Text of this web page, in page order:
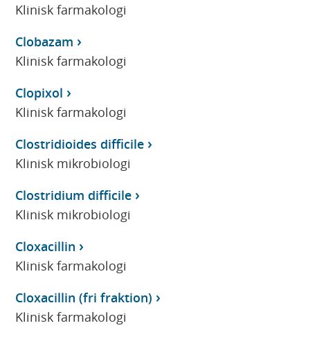
Klinisk farmakologi
Clobazam
Klinisk farmakologi
Clopixol
Klinisk farmakologi
Clostridioides difficile
Klinisk mikrobiologi
Clostridium difficile
Klinisk mikrobiologi
Cloxacillin
Klinisk farmakologi
Cloxacillin (fri fraktion)
Klinisk farmakologi